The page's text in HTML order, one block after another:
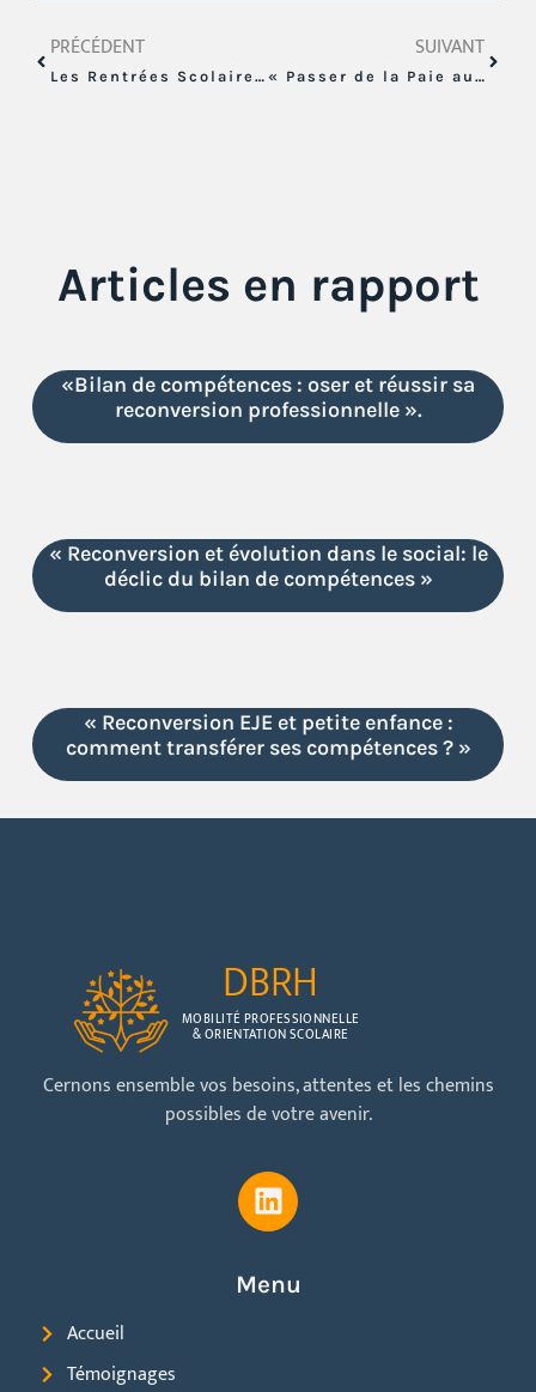
PRÉCÉDENT
Les Rentrées Scolaires Décalées
SUIVANT
« Passer de la Paie aux RH : le bilan de compétences comme tremplin de carrière »
Articles en rapport
«Bilan de compétences : oser et réussir sa
reconversion professionnelle ».
« Reconversion et évolution dans le social: le
déclic du bilan de compétences »
« Reconversion EJE et petite enfance :
comment transférer ses compétences ? »
DBRH
MOBILITÉ PROFESSIONNELLE
& ORIENTATION SCOLAIRE
Cernons ensemble vos besoins, attentes et les chemins
possibles de votre avenir.
Menu
Accueil
Témoignages